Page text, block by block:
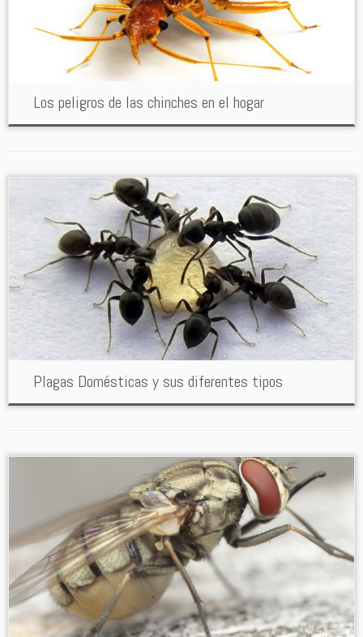
Los peligros de las chinches en el hogar
Plagas Domésticas y sus diferentes tipos